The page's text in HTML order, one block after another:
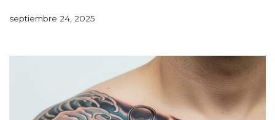
septiembre 24, 2025